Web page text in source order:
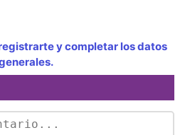
y completar los datos